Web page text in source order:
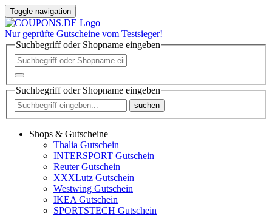
Toggle navigation
Nur geprüfte Gutscheine vom Testsieger!
Suchbegriff oder Shopname eingeben
Suchbegriff oder Shopname eingeben
suchen
Shops & Gutscheine
Thalia Gutschein
INTERSPORT Gutschein
Reuter Gutschein
XXXLutz Gutschein
Westwing Gutschein
IKEA Gutschein
SPORTSTECH Gutschein